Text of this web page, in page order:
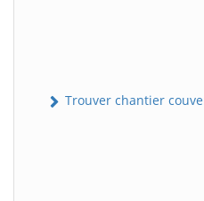
Trouver chantier